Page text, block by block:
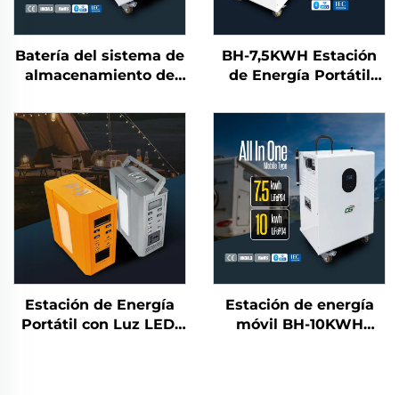
Batería del sistema de
almacenamiento de
uno BH-7.5KWH 51,2V
10KWh LiFePO4 para
estación de energía
móvil residencial
BH-7,5KWH Estación
de Energía Portátil
Almacenamiento de
Energía Doméstico
con Inversor Solar y
Batería
Estación de Energía
Portátil con Luz LED,
Estación de energía
móvil BH-10KWH